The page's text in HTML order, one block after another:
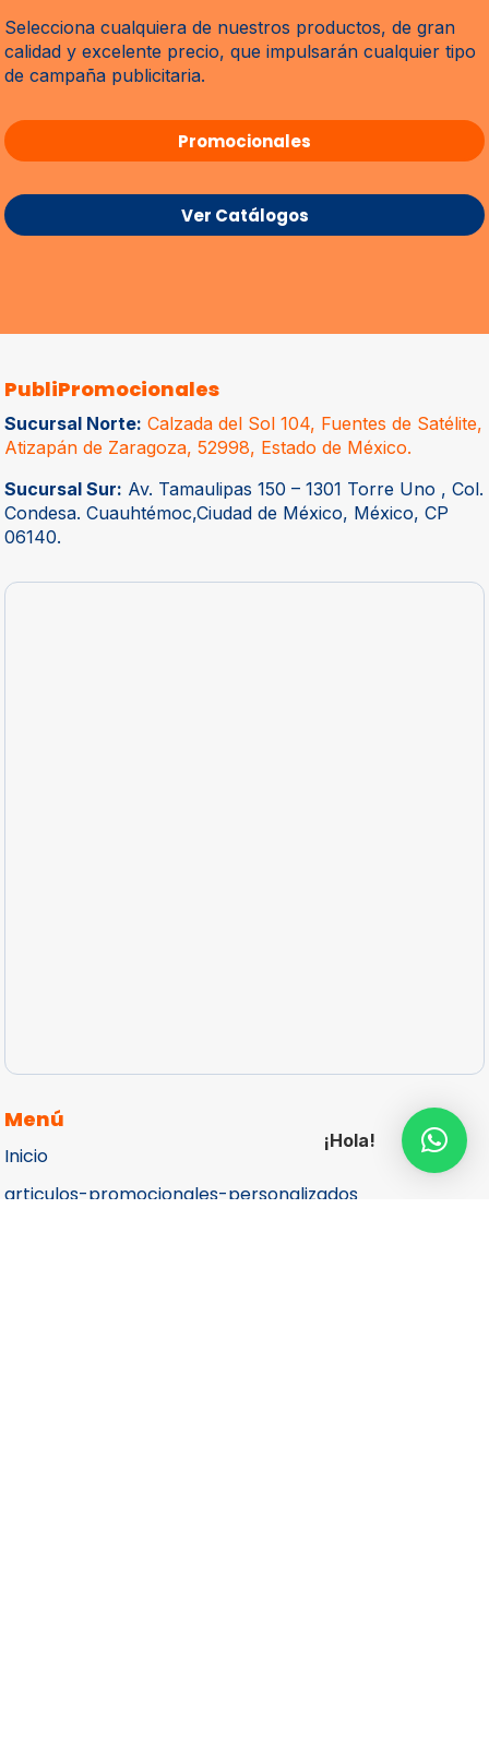
Selecciona cualquiera de nuestros productos, de gran
calidad y excelente precio, que impulsarán cualquier tipo
de campaña publicitaria.
Promocionales
Ver Catálogos
PubliPromocionales
Sucursal Norte: Calzada del Sol 104, Fuentes de Satélite,
Atizapán de Zaragoza, 52998, Estado de México.
Sucursal Sur: Av. Tamaulipas 150 – 1301 Torre Uno , Col.
Condesa. Cuauhtémoc,Ciudad de México, México, CP
06140.
Menú
Inicio
articulos-promocionales-personalizados
¡Hola!